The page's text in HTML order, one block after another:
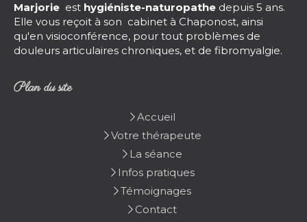
Marjorie est hygiéniste-naturopathe depuis 5 ans.
Elle vous reçoit à son cabinet à Chaponost, ainsi
qu'en visioconférence, pour tout problèmes de
douleurs articulaires chroniques, et de fibromyalgie.
Plan du site
Accueil
Votre thérapeute
La séance
Infos pratiques
Témoignages
Contact